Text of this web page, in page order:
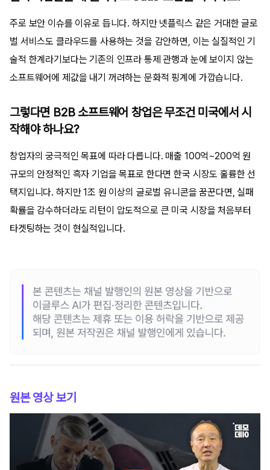
주로 보안 이슈를 이유로 듭니다. 하지만 넷플릭스 같은 거대한 글로
벌 서비스도 클라우드를 사용하는 것을 감안하면, 이는 실질적인 기
술적 한계라기보다는 기존의 인프라 통제 관행과 눈에 보이지 않는
소프트웨어에 제값을 내기 꺼려하는 문화적 핑계에 가깝습니다.
그렇다면 B2B 소프트웨어 창업은 무조건 미국에서 시
작해야 하나요?
창업자의 궁극적인 목표에 따라 다릅니다. 매출 100억~200억 원
규모의 안정적인 흑자 기업을 목표로 한다면 한국 시장도 훌륭한 선
택지입니다. 하지만 1조 원 이상의 글로벌 유니콘을 꿈꾼다면, 실패
확률을 감수하더라도 리턴이 압도적으로 큰 미국 시장을 처음부터
타겟팅하는 것이 현실적입니다.
원본 영상 보기